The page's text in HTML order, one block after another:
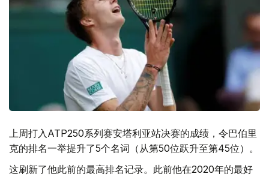
上周打入ATP250系列赛安塔利亚站决赛的成绩，令巴伯里
克的排名一举提升了5个名词（从第50位跃升至第45位）。
这刷新了他此前的最高排名记录。此前他在2020年的最好